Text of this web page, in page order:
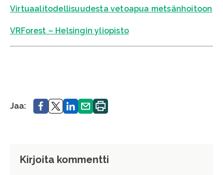
Virtuaalitodellisuudesta vetoapua metsänhoitoon
VRForest – Helsingin yliopisto
Jaa: Jaa. Jaa.Jaa. Jaa. Tulosta
sivu.
Kirjoita kommentti